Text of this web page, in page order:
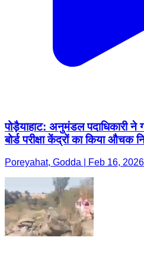
पोड़ैयाहाट: अनुमंडल पदाधिकारी ने
बोर्ड परीक्षा केंद्रों का किया औचक
Poreyahat, Godda | Feb 16, 2026